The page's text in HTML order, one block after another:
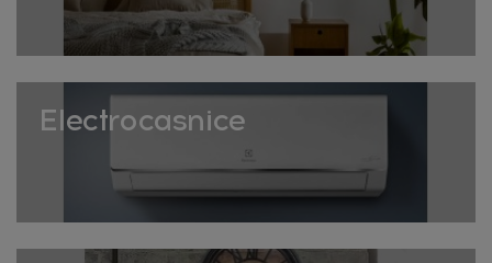
primăvară. Perfecte pentru decorarea mesei pascale
sau a casei în perioada sărbătorilor.
Lumânări și aromaterapie de primăvară– Lumânările
parfumate cu arome de primăvară – lăcrimioară, bujor,
cireș sau lavandă – și difuzoarele cu uleiuri esențiale
florale aduc aroma anotimpului înăuntru, chiar și în
zilele răcoroase.
Tablouri și artă decorativă florală– Tablourile cu motive
botanice, florile presate sub sticlă sau artele cu acuarele
Electrocasnice